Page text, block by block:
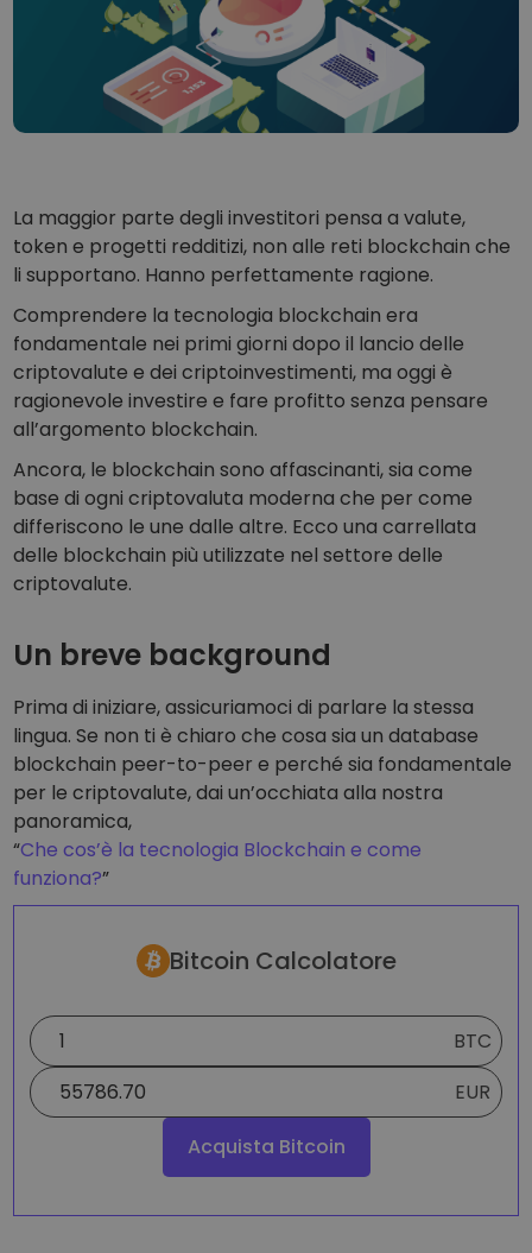
...oggi il valore sarebbe
Portafogli intelligenti
L’investimento intelligente in criptovalute
Wallet Kriptomat
Un wallet di criptovalute semplice e sicuro
KriptoEarn
Guadagna premi sulle tue criptovalute
Salvadanaio
Risparmia criptovalute per il tuo futuro
Acquisto ricorrente
Investimenti pianificati su base regolare (DCA)
Avvisi di prezzo
Aggiornamenti dei prezzi in tempo reale dei tuoi token preferiti
Scopri asset
Scopri opportunità di investimento
Analisi dei dati del portafoglio
La maggior parte degli investitori pensa a valute,
token e progetti redditizi, non alle reti blockchain che
li supportano. Hanno perfettamente ragione.
Comprendere la tecnologia blockchain era
fondamentale nei primi giorni dopo il lancio delle
criptovalute e dei criptoinvestimenti, ma oggi è
ragionevole investire e fare profitto senza pensare
all’argomento blockchain.
Ancora, le blockchain sono affascinanti, sia come
base di ogni criptovaluta moderna che per come
differiscono le une dalle altre. Ecco una carrellata
delle blockchain più utilizzate nel settore delle
criptovalute.
Un breve background
Prima di iniziare, assicuriamoci di parlare la stessa
lingua. Se non ti è chiaro che cosa sia un database
blockchain peer-to-peer e perché sia fondamentale
per le criptovalute, dai un’occhiata alla nostra
panoramica,
“Che cos’è la tecnologia Blockchain e come
funziona?”
Bitcoin Calcolatore
BTC
EUR
Acquista Bitcoin